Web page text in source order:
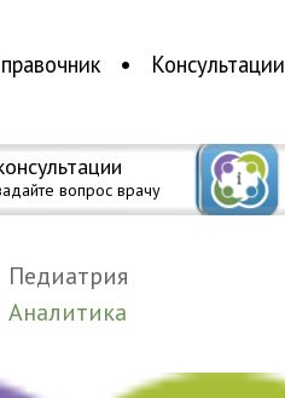
Консультации
вопрос врачу
Педиатрия
Аналитика